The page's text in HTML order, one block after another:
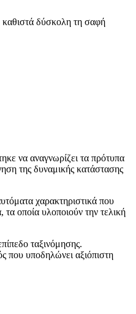
καθιστά δύσκολη τη σαφή
να αναγνωρίζει τα πρότυπα
της δυναμικής κατάστασης
χαρακτηριστικά που
οποία υλοποιούν την τελική
ταξινόμησης.
που υποδηλώνει αξιόπιστη